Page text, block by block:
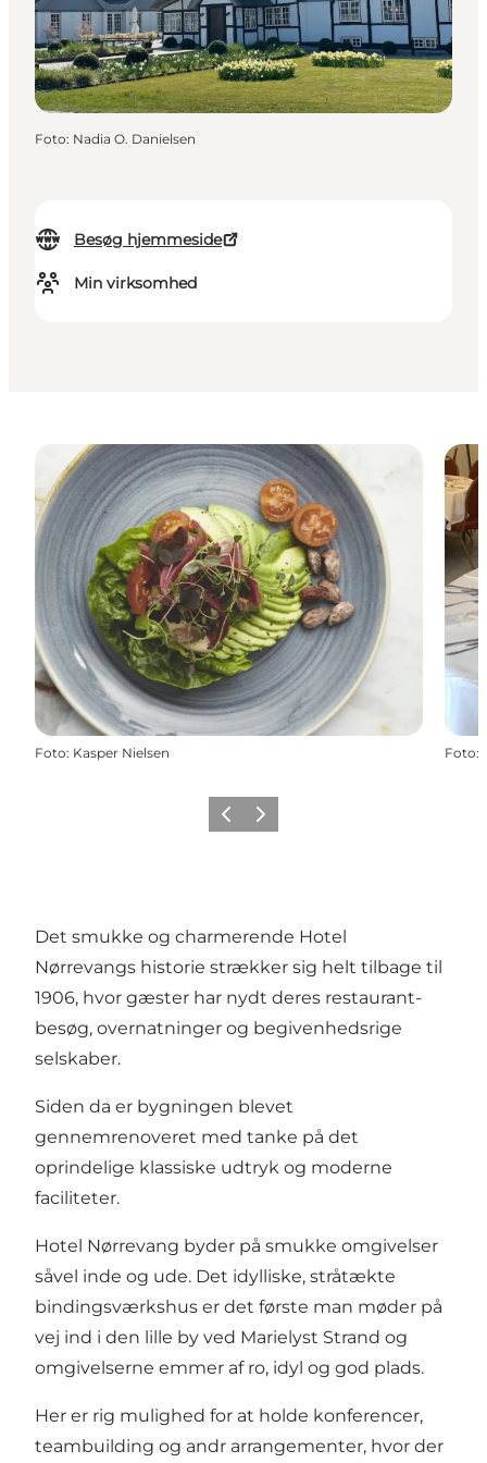
Besøg hjemmeside
Min virksomhed
Foto: Nadia O. Danielsen
Foto: Kasper Nielsen Foto:
ForrigeNæste
Det smukke og charmerende Hotel
Nørrevangs historie strækker sig helt tilbage til
1906, hvor gæster har nydt deres restaurant-
besøg, overnatninger og begivenhedsrige
selskaber.
Siden da er bygningen blevet
gennemrenoveret med tanke på det
oprindelige klassiske udtryk og moderne
faciliteter.
Hotel Nørrevang byder på smukke omgivelser
såvel inde og ude. Det idylliske, stråtækte
bindingsværkshus er det første man møder på
vej ind i den lille by ved Marielyst Strand og
omgivelserne emmer af ro, idyl og god plads.
Her er rig mulighed for at holde konferencer,
teambuilding og andr arrangementer, hvor der